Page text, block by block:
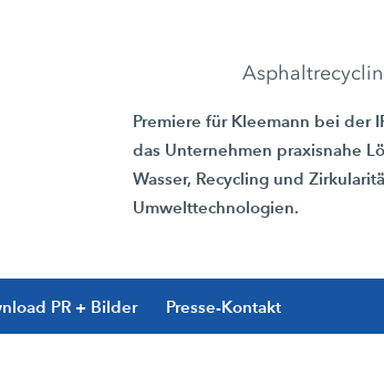
Premiere für Kleemann bei der
das Unternehmen praxisnahe
Wasser, Recycling und
Umwelttechnologien.
PR + Bilder Presse-Kontakt